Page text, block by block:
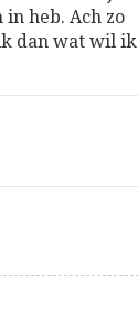
heb. Ach zo
dan wat wil ik